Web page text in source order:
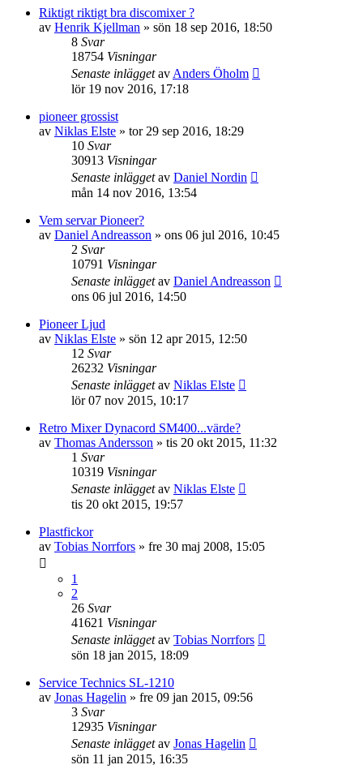
Riktigt riktigt bra discomixer ?
av Henrik Kjellman » sön 18 sep 2016, 18:50
8 Svar
18754 Visningar
Senaste inläggetav Anders Öholm
lör 19 nov 2016, 17:18
pioneer grossist
av Niklas Elste » tor 29 sep 2016, 18:29
10 Svar
30913 Visningar
Senaste inläggetav Daniel Nordin
mån 14 nov 2016, 13:54
Vem servar Pioneer?
av Daniel Andreasson » ons 06 jul 2016, 10:45
2 Svar
10791 Visningar
Senaste inläggetav Daniel Andreasson
ons 06 jul 2016, 14:50
Pioneer Ljud
av Niklas Elste » sön 12 apr 2015, 12:50
12 Svar
26232 Visningar
Senaste inläggetav Niklas Elste
lör 07 nov 2015, 10:17
Retro Mixer Dynacord SM400...värde?
av Thomas Andersson » tis 20 okt 2015, 11:32
1 Svar
10319 Visningar
Senaste inläggetav Niklas Elste
tis 20 okt 2015, 19:57
Plastfickor
av Tobias Norrfors » fre 30 maj 2008, 15:05
1
2
26 Svar
41621 Visningar
Senaste inläggetav Tobias Norrfors
sön 18 jan 2015, 18:09
Service Technics SL-1210
av Jonas Hagelin » fre 09 jan 2015, 09:56
3 Svar
12935 Visningar
Senaste inläggetav Jonas Hagelin
sön 11 jan 2015, 16:35